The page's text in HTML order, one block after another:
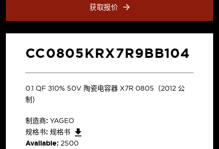
获取报价
CC0805KRX7R9BB104
0.1 µF ±10% 50V 陶瓷电容器 X7R 0805（2012 公
制）
制造商: YAGEO
规格书: 规格书
Available: 2500